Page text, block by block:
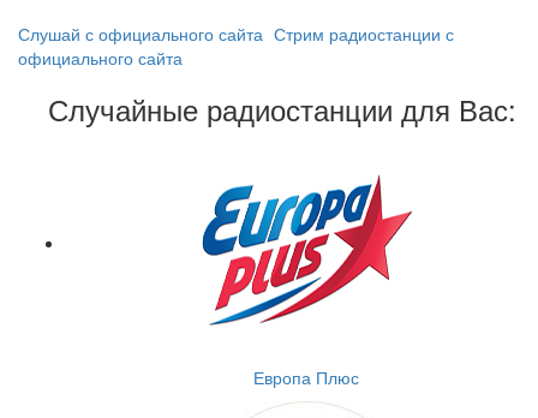
Слушай с официального сайта Стрим радиостанции с
официального сайта
Случайные радиостанции для Вас:
Европа Плюс